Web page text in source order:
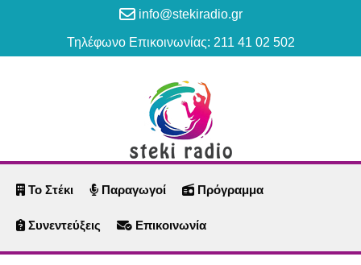
info@stekiradio.gr
Τηλέφωνο Επικοινωνίας: 211 41 02 502
Το Στέκι Παραγωγοί Πρόγραμμα
Συνεντεύξεις Επικοινωνία